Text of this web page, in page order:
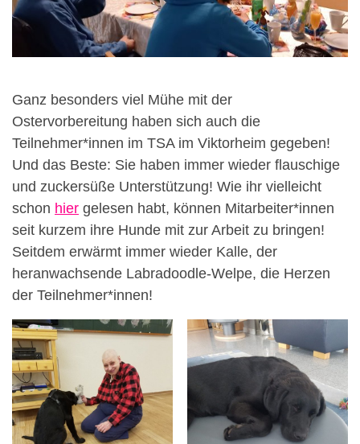
Ganz besonders viel Mühe mit der
Ostervorbereitung haben sich auch die
Teilnehmer*innen im TSA im Viktorheim gegeben!
Und das Beste: Sie haben immer wieder flauschige
und zuckersüße Unterstützung! Wie ihr vielleicht
schon hier gelesen habt, können Mitarbeiter*innen
seit kurzem ihre Hunde mit zur Arbeit zu bringen!
Seitdem erwärmt immer wieder Kalle, der
heranwachsende Labradoodle-Welpe, die Herzen
der Teilnehmer*innen!